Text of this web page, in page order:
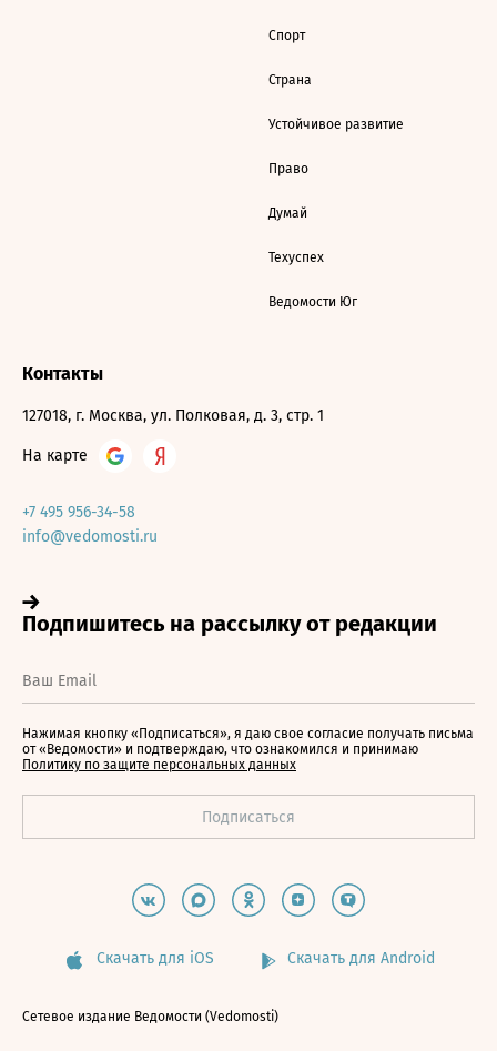
Спорт
Страна
Устойчивое развитие
Право
Думай
Техуспех
Ведомости Юг
Контакты
127018, г. Москва, ул. Полковая, д. 3, стр. 1
На карте
+7 495 956-34-58
info@vedomosti.ru
Нажимая кнопку «Подписаться», я даю свое согласие получать письма
от «Ведомости» и подтверждаю, что ознакомился и принимаю
Политику по защите персональных данных
Скачать для iOS Скачать для Android
Сетевое издание Ведомости (Vedomosti)